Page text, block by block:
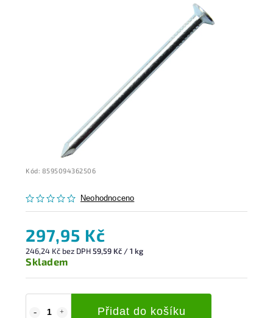
Kód: 8595094362506
Neohodnoceno
297,95 Kč
246,24 Kč bez DPH59,59 Kč / 1 kg
Skladem
Přidat do košíku